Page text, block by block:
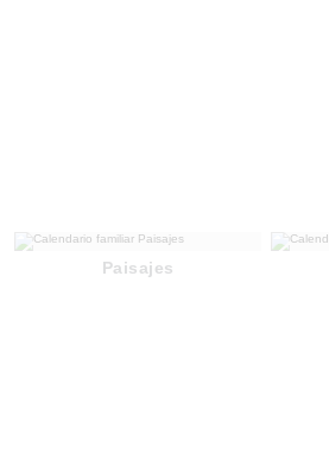
Paisajes